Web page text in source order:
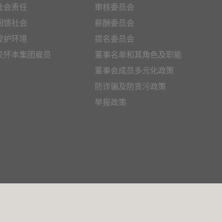
会责任
馈社会
护环境
怀本集团雇员
审核委员会
薪酬委员会
提名委员会
董事名单和其角色及职能
董事会成员多元化政策
防诈骗及防贪污政策
举报政策